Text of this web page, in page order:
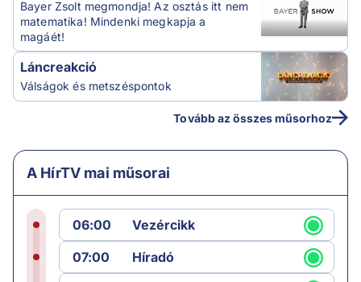
Bayer Zsolt megmondja! Az osztás itt nem
matematika! Mindenki megkapja a
magáét!
Láncreakció
Válságok és metszéspontok
Tovább az összes műsorhoz
A HírTV mai műsorai
06:00
Vezércikk
07:00
Híradó